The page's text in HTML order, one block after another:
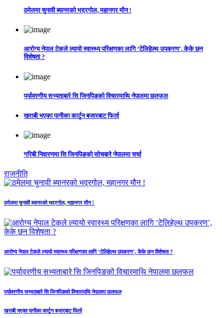
ठमेलमा चुनावी ब्यानरको भद्रगोल, महानगर मौन !
आरोग्य नेपाल टेकले ल्यायो स्वास्थ्य परिक्षणका लागि ‘टेलिहेल्थ उपकरण’, केके छन
विशेषता ?
पर्यावरणीय सभ्यताबारे सि जिनपिङको विचारमाथि नेपालमा छलफल
खराबी भएका पानीका कार्टुन बजारबाट फिर्ता
गरिबी निवारणमा सि जिनपिङको सोचबारे नेपालमा चर्चा
राजनीति
ठमेलमा चुनावी ब्यानरको भद्रगोल, महानगर मौन !
आरोग्य नेपाल टेकले ल्यायो स्वास्थ्य परिक्षणका लागि ‘टेलिहेल्थ उपकरण’, केके छन विशेषता ?
पर्यावरणीय सभ्यताबारे सि जिनपिङको विचारमाथि नेपालमा छलफल
खराबी भएका पानीका कार्टुन बजारबाट फिर्ता